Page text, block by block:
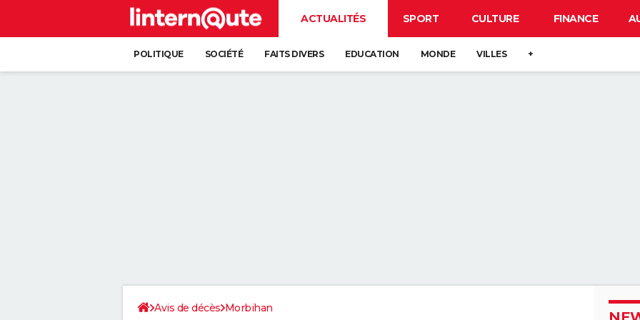
ACTUALITÉS SPORT CULTURE FINANCE
POLITIQUE SOCIÉTÉ FAITS DIVERS EDUCATION MONDE VILLES +
Avis de décès Morbihan